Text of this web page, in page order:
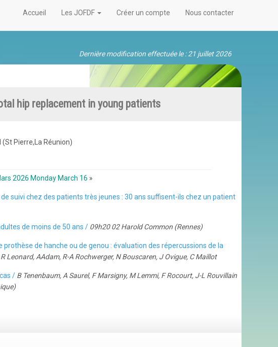
Dernière modification effectuée le : 21 juillet 2026
Accueil Les JOFDF Créer un compte Nous contacter
hip replacement in young patients
Pierre,La Réunion)
2026 Monday March 16 »
suivi chez des patients très jeunes : 30 ans suffisent-ils chez un patient
de moins de 50 ans / 09h20 02 Harold Common (Rennes)
prothèse de hanche ou de genou : évaluation des répercussions de la
R Leonard, AAdam, R-A Rochwerger, N Bouscaren, J Ovigue, C Maillot
/ B Tenenbaum, A Saurel, F Marsigny, M Lemmi, F Rocourt, J-L Rouvillain